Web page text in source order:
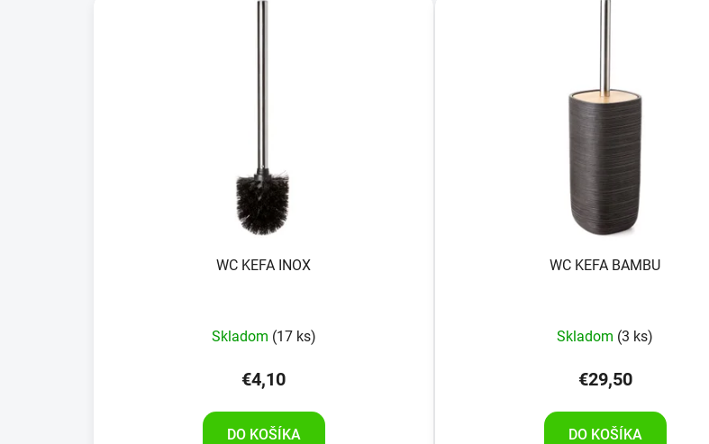
WC KEFA INOX
Skladom (17 ks)
€4,10
DO KOŠÍKA
WC KEFA BAMBU
Skladom (3 ks)
€29,50
DO KOŠÍKA